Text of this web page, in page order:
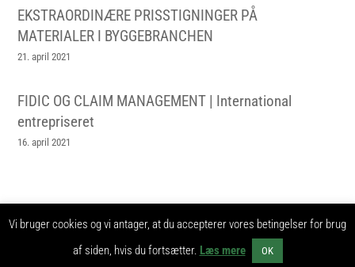
EKSTRAORDINÆRE PRISSTIGNINGER PÅ
MATERIALER I BYGGEBRANCHEN
21. april 2021
FIDIC OG CLAIM MANAGEMENT | International
entrepriseret
16. april 2021
Entrepriseret.nu udgives af Nexus Advokater © 2024 -
info@nexusadvokater.dk -Cookie og -privatlivspolitik
Vi bruger cookies og vi antager, at du accepterer vores betingelser for brug
af siden, hvis du fortsætter. Læs mere OK